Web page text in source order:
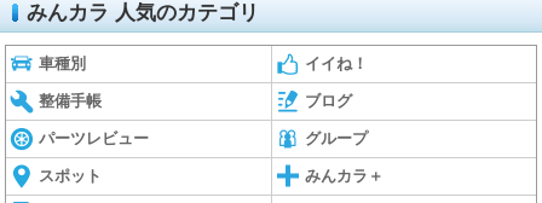
みんカラ 人気のカテゴリ
車種別 イイね！
整備手帳 ブログ
パーツレビュー グループ
スポット みんカラ＋